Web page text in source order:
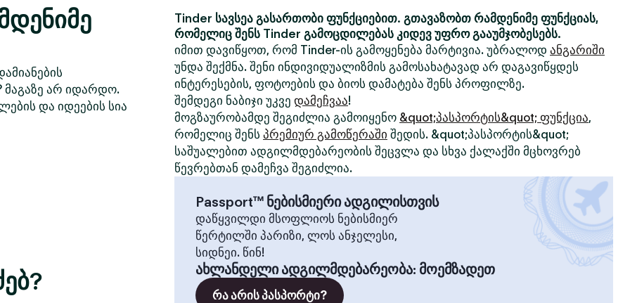
მაგაზე არ იდარდო.
და იდეების სია
Tinder სავსეა გასართობი ფუნქციებით. გთავაზობთ რამდენიმე ფუნქციას,
რომელიც შენს Tinder გამოცდილებას კიდევ უფრო გააუმჯობესებს.
იმით დავიწყოთ, რომ Tinder-ის გამოყენება მარტივია. უბრალოდ ანგარიში
უნდა შექმნა. შენი ინდივიდუალიზმის გამოსახატავად არ დაგავიწყდეს
ინტერესების, ფოტოების და ბიოს დამატება შენს პროფილზე.
შემდეგი ნაბიჯი უკვე დამეჩვაა!
მოგზაურობამდე შეგიძლია გამოიყენო &quot;პასპორტის&quot; ფუნქცია,
რომელიც შენს პრემიურ გამოწერაში შედის. &quot;პასპორტის&quot;
საშუალებით ადგილმდებარეობის შეცვლა და სხვა ქალაქში მცხოვრებ
წევრებთან დამეჩვა შეგიძლია.
Passport™ ნებისმიერი ადგილისთვის
დაწყვილდი მსოფლიოს ნებისმიერ
წერტილში პარიზი, ლოს ანჯელესი,
სიდნეი. წინ!
ახლანდელი ადგილმდებარეობა: მოემზადეთ
რა არის პასპორტი?